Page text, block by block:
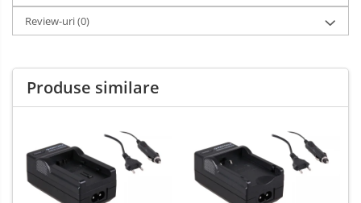
Review-uri(0)
Produse similare